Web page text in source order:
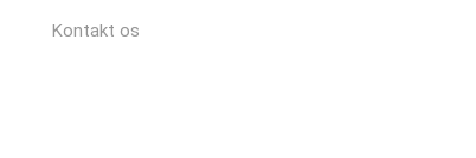
Kontakt os